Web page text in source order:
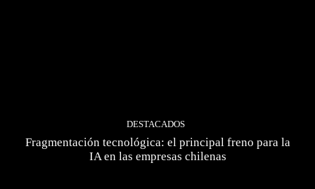
DESTACADOS
Fragmentación tecnológica: el principal freno para la
IA en las empresas chilenas